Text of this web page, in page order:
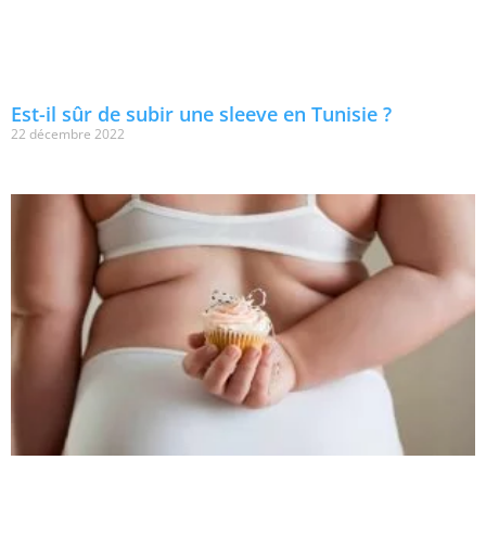
Est-il sûr de subir une sleeve en Tunisie ?
22 décembre 2022